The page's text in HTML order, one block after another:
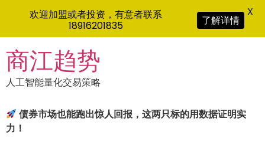
to
content
商江趋势
人工智能量化交易策略
债券市场也能跑出惊人回报，这两只标的用数据证明实
力！
欢迎加盟或者投资，有意者联系
18916201835
了解详情
X